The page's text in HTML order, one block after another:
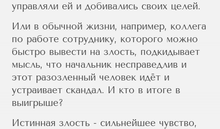
управляли ей и добивались своих целей.
Или в обычной жизни, например, коллега
по работе сотруднику, которого можно
быстро вывести на злость, подкидывает
мысль, что начальник несправедлив и
этот разозленный человек идёт и
устраивает скандал. И кто в итоге в
выигрыше?
Истинная злость - сильнейшее чувство,